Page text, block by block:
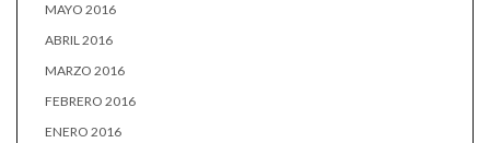
MAYO 2016
ABRIL 2016
MARZO 2016
FEBRERO 2016
ENERO 2016